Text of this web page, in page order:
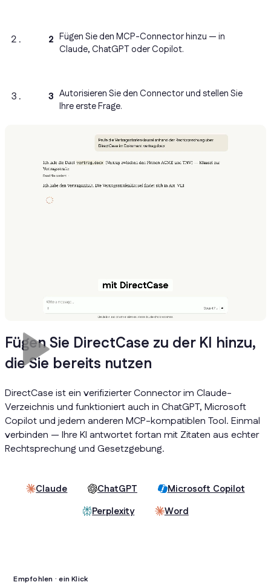
2 Fügen Sie den MCP-Connector hinzu — in
Claude, ChatGPT oder Copilot.
3 Autorisieren Sie den Connector und stellen Sie
Ihre erste Frage.
Fügen Sie DirectCase zu der KI hinzu,
die Sie bereits nutzen
DirectCase ist ein verifizierter Connector im Claude-
Verzeichnis und funktioniert auch in ChatGPT, Microsoft
Copilot und jedem anderen MCP-kompatiblen Tool. Einmal
verbinden — Ihre KI antwortet fortan mit Zitaten aus echter
Rechtsprechung und Gesetzgebung.
Claude ChatGPT
Microsoft Copilot
Perplexity
Word
Empfohlen · ein Klick